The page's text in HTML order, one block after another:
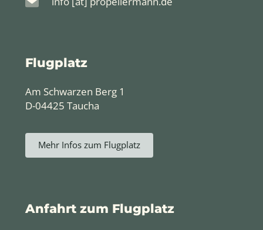
Anfahrt zum Flugplatz
Flugplatz
Am Schwarzen Berg 1
D-04425 Taucha
Mehr Infos zum Flugplatz